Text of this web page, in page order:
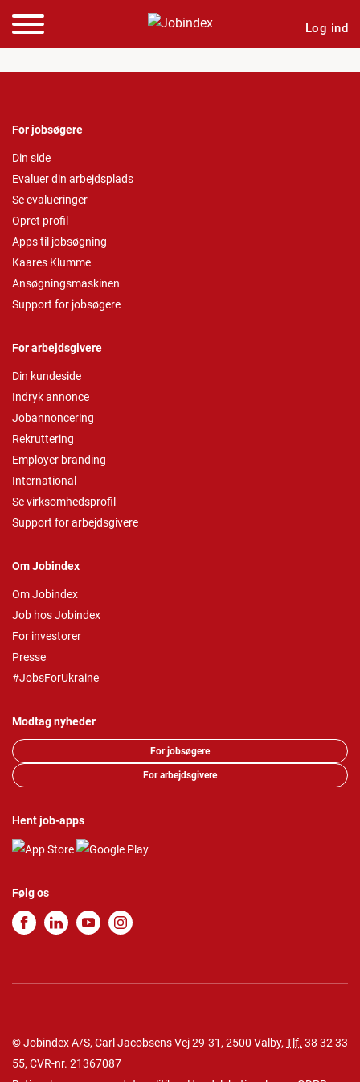
Log ind
For jobsøgere
Din side
Evaluer din arbejdsplads
Se evalueringer
Opret profil
Apps til jobsøgning
Kaares Klumme
Ansøgningsmaskinen
Support for jobsøgere
For arbejdsgivere
Din kundeside
Indryk annonce
Jobannoncering
Rekruttering
Employer branding
International
Se virksomhedsprofil
Support for arbejdsgivere
Om Jobindex
Om Jobindex
Job hos Jobindex
For investorer
Presse
#JobsForUkraine
Modtag nyheder
For jobsøgere
For arbejdsgivere
Hent job-apps
Følg os
© Jobindex A/S, Carl Jacobsens Vej 29-31, 2500 Valby, Tlf. 38 32 33
55, CVR-nr. 21367087